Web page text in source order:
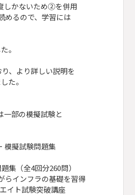
しかないため②を併用
めるので、学習には
。
、より詳しい説明を
た。
部の模擬試験と
模擬試験問題集
集（全4回分260問）
らインフラの基礎を習得
イト試験突破講座